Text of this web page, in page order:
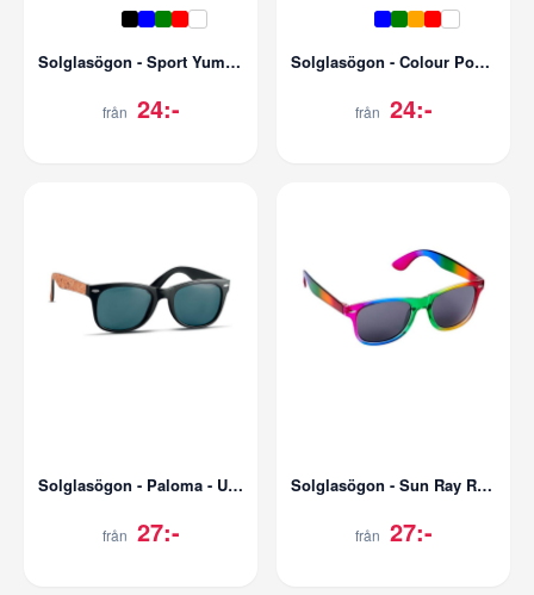
Solglasögon - Sport Yuma - UV400
från 24:-
Solglasögon - Colour Pop - UV400
från 24:-
Solglasögon - Paloma - UV400
från 27:-
Solglasögon - Sun Ray Rainbow - UV400
från 27:-